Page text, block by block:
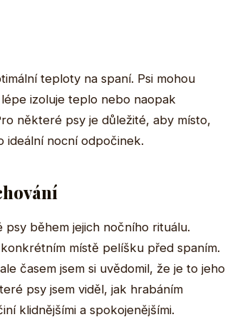
teploty na spaní. Psi mohou
izoluje teplo nebo naopak
některé psy je důležité, aby místo,
ideální nocní odpočinek.
během jejich nočního rituálu.
místě pelíšku před spaním.
časem jsem si uvědomil, že je to jeho
psy jsem viděl, jak hrabáním
klidnějšími a spokojenějšími.